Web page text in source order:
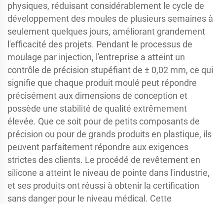
physiques, réduisant considérablement le cycle de
développement des moules de plusieurs semaines à
seulement quelques jours, améliorant grandement
l'efficacité des projets. Pendant le processus de
moulage par injection, l'entreprise a atteint un
contrôle de précision stupéfiant de ± 0,02 mm, ce qui
signifie que chaque produit moulé peut répondre
précisément aux dimensions de conception et
possède une stabilité de qualité extrêmement
élevée. Que ce soit pour de petits composants de
précision ou pour de grands produits en plastique, ils
peuvent parfaitement répondre aux exigences
strictes des clients. Le procédé de revêtement en
silicone a atteint le niveau de pointe dans l'industrie,
et ses produits ont réussi à obtenir la certification
sans danger pour le niveau médical. Cette